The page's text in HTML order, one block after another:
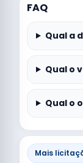
FAQ
Qual a
Qual o
Qual o
Mais